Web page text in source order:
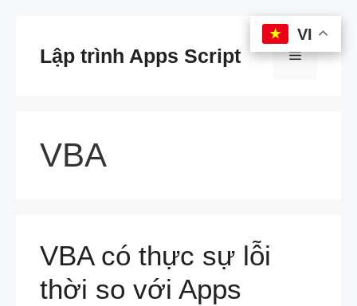
Lập trình Apps Script Menu
VBA
VBA có thực sự lỗi
thời so với Apps
VI
VI